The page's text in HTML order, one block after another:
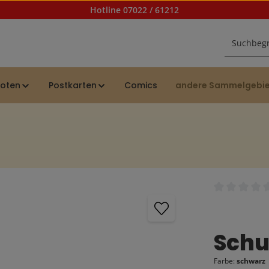
Hotline 07022 / 61212
Postkarten Comics andere
Farbe: schwarz